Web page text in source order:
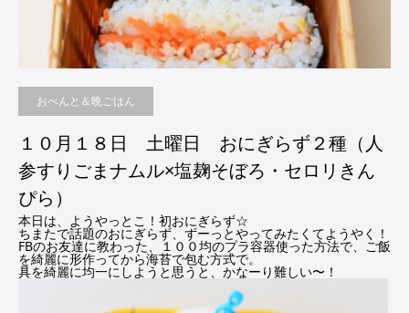
おべんと＆晩ごはん
１０月１８日 土曜日 おにぎらず２種（人
参すりごまナムル×塩麹そぼろ・セロリきん
ぴら）
本日は、ようやっとこ！初おにぎらず☆
ちまたで話題のおにぎらず、ずーっとやってみたくてようやく！
FBのお友達に教わった、１００均のプラ容器使った方法で、ご飯
を綺麗に形作ってから海苔で包む方式で。
具を綺麗に均一にしようと思うと、かなーり難しい〜！